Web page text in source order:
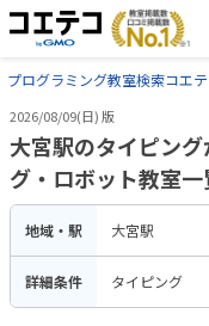
プログラミング教室検索コエ
2026/08/09(日) 版
大宮駅のタイピン
グ・ロボット教室一
地域・駅 大宮駅
詳細条件 タイピング